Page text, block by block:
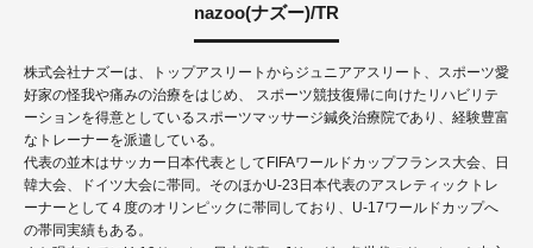
nazoo(ナズー)/TR
株式会社ナズーは、トップアスリートからジュニアアスリート、スポーツ愛
好家の怪我や痛みの治療をはじめ、 スポーツ競技復帰に向けたリハビリテ
ーションを得意としているスポーツマッサージ鍼灸治療院であり、経験豊富
なトレーナーを派遣している。
代表の並木はサッカー日本代表としてFIFAワールドカップフランス大会、日
韓大会、ドイツ大会に帯同。そのほかU-23日本代表のアスレティックトレ
ーナーとして４度のオリンピックに帯同しており、U-17ワールドカップへ
の帯同実績もある。